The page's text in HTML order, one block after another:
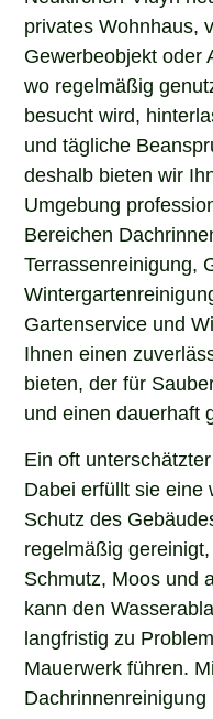
privates Wohnhaus,
Gewerbeobjekt oder
wo regelmäßig
besucht wird,
und tägliche
deshalb bieten wir
Umgebung
Bereichen
Terrassenreinigung,
Gartenservice und
Ihnen einen
bieten, der für
und einen dauerhaft
Ein oft
Dabei erfüllt sie eine
Schutz des
regelmäßig
Schmutz, Moos und
kann den
langfristig zu
Mauerwerk führen.